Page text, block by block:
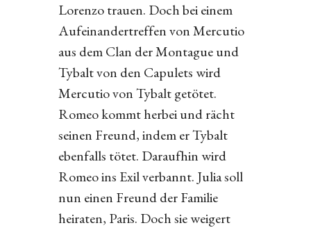
Lorenzo trauen. Doch bei einem
Aufeinandertreffen von Mercutio
aus dem Clan der Montague und
Tybalt von den Capulets wird
Mercutio von Tybalt getötet.
Romeo kommt herbei und rächt
seinen Freund, indem er Tybalt
ebenfalls tötet. Daraufhin wird
Romeo ins Exil verbannt. Julia soll
nun einen Freund der Familie
heiraten, Paris. Doch sie weigert